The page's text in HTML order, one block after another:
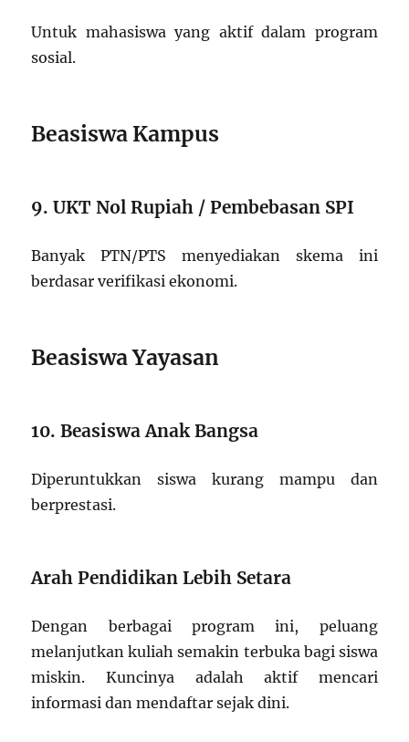
Untuk mahasiswa yang aktif dalam program
sosial.
Beasiswa Kampus
9. UKT Nol Rupiah / Pembebasan SPI
Banyak PTN/PTS menyediakan skema ini
berdasar verifikasi ekonomi.
Beasiswa Yayasan
10. Beasiswa Anak Bangsa
Diperuntukkan siswa kurang mampu dan
berprestasi.
Arah Pendidikan Lebih Setara
Dengan berbagai program ini, peluang
melanjutkan kuliah semakin terbuka bagi siswa
miskin. Kuncinya adalah aktif mencari
informasi dan mendaftar sejak dini.